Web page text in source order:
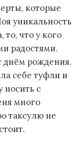
которые
уникальность
то, что у кого
радостями.
днём рождения.
себе туфли и
носить с
много
таксулю не